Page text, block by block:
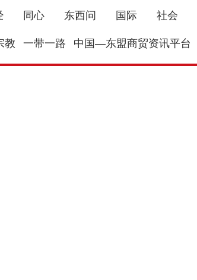
同心 东西问 国际 社会
教 一带一路 中国—东盟商贸资讯平台